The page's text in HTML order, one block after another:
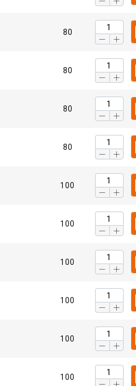
80
80
80
80
100
100
100
100
100
100
я комбинират
ВСИЧКИ